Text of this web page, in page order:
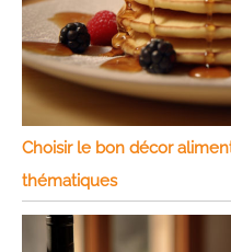
Choisir le bon décor
thématiques